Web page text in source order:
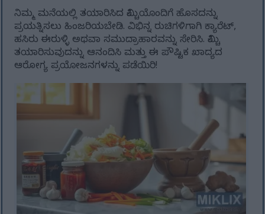
ನಿಮ್ಮ ಮನೆಯಲ್ಲಿ ತಯಾರಿಸಿದ ಕಿಮ್ಚಿಯೊಂದಿಗೆ ಹೊಸದನ್ನು
ಪ್ರಯತ್ನಿಸಲು ಹಿಂಜರಿಯಬೇಡಿ. ವಿಭಿನ್ನ ರುಚಿಗಳಿಗಾಗಿ ಕ್ಯಾರೆಟ್,
ಹಸಿರು ಈರುಳ್ಳಿ ಅಥವಾ ಸಮುದ್ರಾಹಾರವನ್ನು ಸೇರಿಸಿ. ಕಿಮ್ಚಿ
ತಯಾರಿಸುವುದನ್ನು ಆನಂದಿಸಿ ಮತ್ತು ಈ ಪೌಷ್ಟಿಕ ಖಾದ್ಯದ
ಆರೋಗ್ಯ ಪ್ರಯೋಜನಗಳನ್ನು ಪಡೆಯಿರಿ!